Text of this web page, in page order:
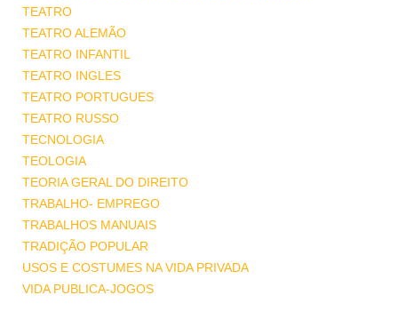
TEATRO
TEATRO ALEMÃO
TEATRO INFANTIL
TEATRO INGLES
TEATRO PORTUGUES
TEATRO RUSSO
TECNOLOGIA
TEOLOGIA
TEORIA GERAL DO DIREITO
TRABALHO- EMPREGO
TRABALHOS MANUAIS
TRADIÇÃO POPULAR
USOS E COSTUMES NA VIDA PRIVADA
VIDA PUBLICA-JOGOS